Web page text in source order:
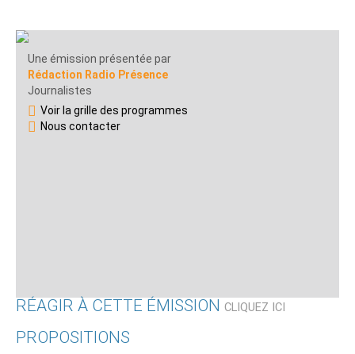
Une émission présentée par
Rédaction Radio Présence
Journalistes
Voir la grille des programmes
Nous contacter
RÉAGIR À CETTE ÉMISSION CLIQUEZ ICI
PROPOSITIONS